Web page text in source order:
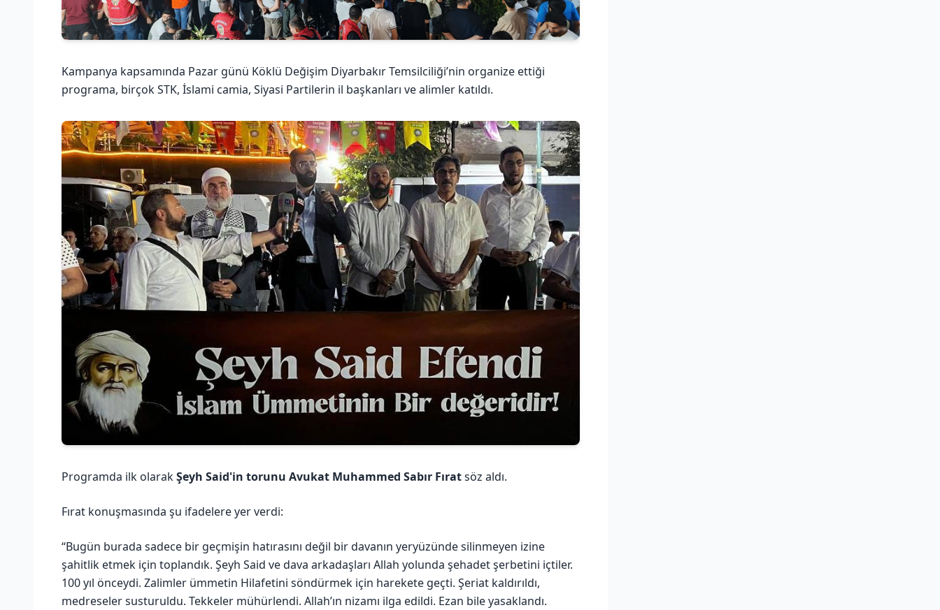
Kampanya kapsamında Pazar günü Köklü Değişim Diyarbakır Temsilciliği’nin organize ettiği
programa, birçok STK, İslami camia, Siyasi Partilerin il başkanları ve alimler katıldı.
Programda ilk olarakŞeyh Said'in torunu Avukat Muhammed Sabır Fıratsöz aldı.
Fırat konuşmasında şu ifadelere yer verdi:
“Bugün burada sadece bir geçmişin hatırasını değil bir davanın yeryüzünde silinmeyen izine
şahitlik etmek için toplandık. Şeyh Said ve dava arkadaşları Allah yolunda şehadet şerbetini içtiler.
100 yıl önceydi. Zalimler ümmetin Hilafetini söndürmek için harekete geçti. Şeriat kaldırıldı,
medreseler susturuldu. Tekkeler mühürlendi. Allah’ın nizamı ilga edildi. Ezan bile yasaklandı.